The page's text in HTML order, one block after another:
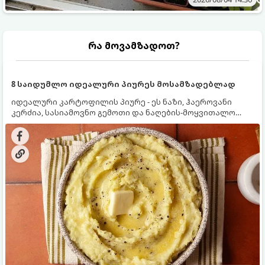
რა მოვამზადოთ?
8 საიდუმლო იდეალური პიურეს მოსამზადებლად
იდეალური კარტოფილის პიურე - ეს ნაზი, ჰაეროვანი
კერძია, სასიამოვნო გემოთი და ნაღების-მოყვითალო
ფერით. მისი მომზადება ძალიან მარტივია, მაგრამ
არსებობს რამდენიმე საიდუმლო, რომლებიც უნდა
იცოდეთ, რომ პიურე იდეალურად გემრიელი გამოვიდეს.